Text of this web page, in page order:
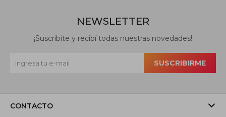
CONTACTO
NEWSLETTER
¡Suscribite y recibí todas nuestras novedades!
SUSCRIBIRME